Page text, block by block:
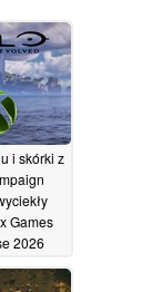
i skórki z
Games
2026